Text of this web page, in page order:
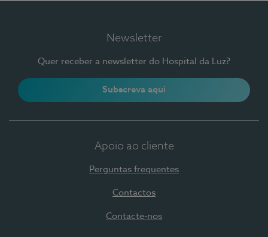
Newsletter
Quer receber a newsletter do Hospital da Luz?
Subscreva aqui
Apoio ao cliente
Perguntas frequentes
Contactos
Contacte-nos